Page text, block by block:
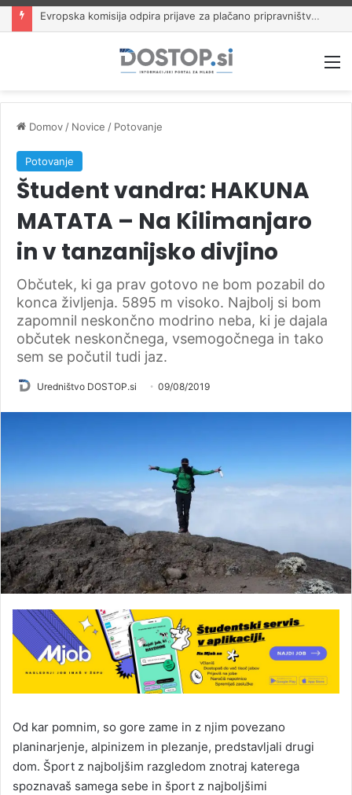
Evropska komisija odpira prijave za plačano pripravništvo Blue Book
Domov / Novice / Potovanje
Potovanje
Študent vandra: HAKUNA
MATATA – Na Kilimanjaro
in v tanzanijsko divjino
Občutek, ki ga prav gotovo ne bom pozabil do
konca življenja. 5895 m visoko. Najbolj si bom
zapomnil neskončno modrino neba, ki je dajala
občutek neskončnega, vsemogočnega in tako
sem se počutil tudi jaz.
Uredništvo DOSTOP.si 09/08/2019
Od kar pomnim, so gore zame in z njim povezano
planinarjenje, alpinizem in plezanje, predstavljali drugi
dom. Šport z najboljšim razgledom znotraj katerega
spoznavaš samega sebe in šport z najboljšimi